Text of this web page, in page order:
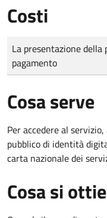
Costi
Tipo di pagamento
Importo
La presentazione
pagamento
Cosa serve
Per accedere al
pubblico di identità
carta nazionale dei
Cosa si